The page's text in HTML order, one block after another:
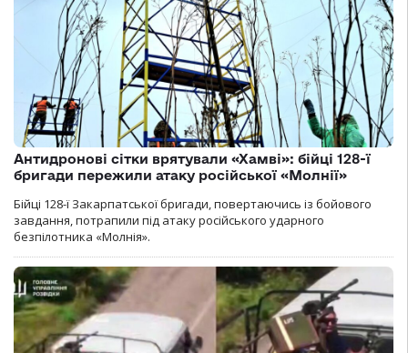
Антидронові сітки врятували «Хамві»: бійці 128-ї
бригади пережили атаку російської «Молнії»
Бійці 128-ї Закарпатської бригади, повертаючись із бойового
завдання, потрапили під атаку російського ударного
безпілотника «Молнія».